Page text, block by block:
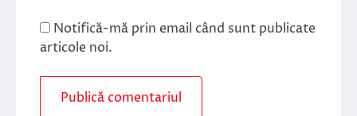
Notifică-mă prin email când sunt publicate
articole noi.